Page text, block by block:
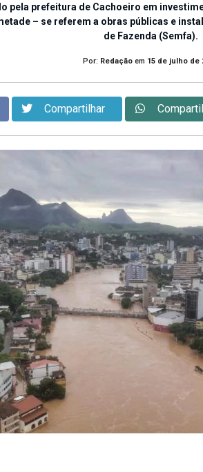
pela prefeitura de Cachoeiro em
– se referem a obras públicas e
de Fazenda (Semfa).
Por: Redação em 15 de julho de
Compartilhar